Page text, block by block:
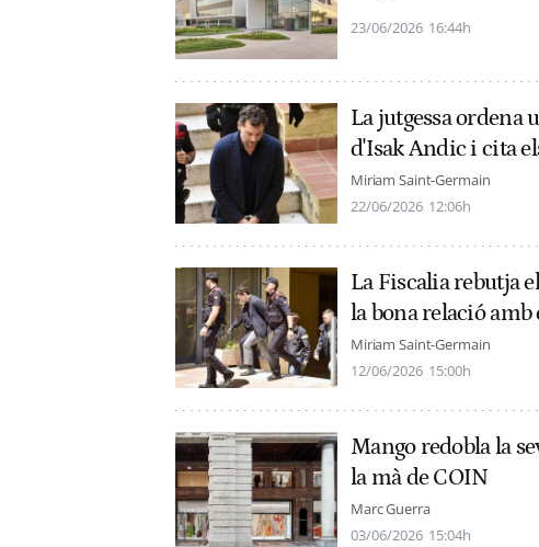
23/06/2026 16:44h
La jutgessa ordena
d'Isak Andic i cita
Miriam Saint-Germain
22/06/2026 12:06h
La Fiscalia rebutja
la bona relació amb
Miriam Saint-Germain
12/06/2026 15:00h
Mango redobla la
la mà de COIN
Marc Guerra
03/06/2026 15:04h